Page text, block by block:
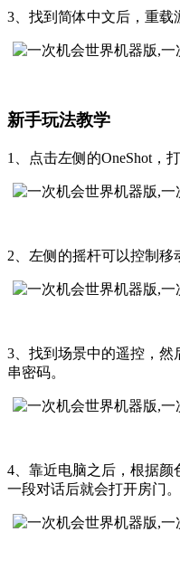
3、找到简体中文后，重载
新手玩法教学
1、点击左侧的OneShot，
2、左侧的摇杆可以控制移
3、找到场景中的遥控，
串密码。
4、靠近电脑之后，根据
一段对话后就会打开房门。